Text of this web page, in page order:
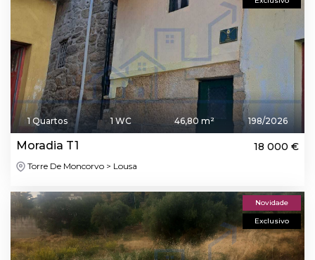
1 Quartos 1 WC 46,80 m² 198/2026
Moradia T1 18 000 €
Torre De Moncorvo > Lousa
Novidade
Exclusivo